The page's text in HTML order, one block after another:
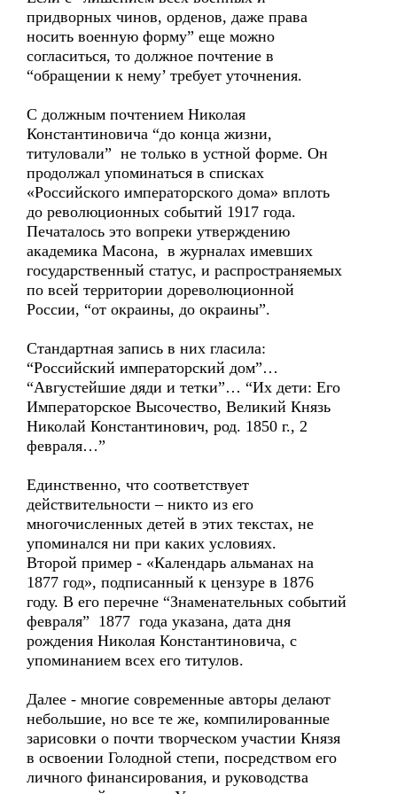
придворных чинов, орденов, даже права
носить военную форму” еще можно
согласиться, то должное почтение в
“обращении к нему’ требует уточнения.
С должным почтением Николая
Константиновича “до конца жизни,
титуловали” не только в устной форме. Он
продолжал упоминаться в списках
«Российского императорского дома» вплоть
до революционных событий 1917 года.
Печаталось это вопреки утверждению
академика Масона, в журналах имевших
государственный статус, и распространяемых
по всей территории дореволюционной
России, “от окраины, до окраины”.
Стандартная запись в них гласила:
“Российский императорский дом”…
“Августейшие дяди и тетки”… “Их дети: Его
Императорское Высочество, Великий Князь
Николай Константинович, род. 1850 г., 2
февраля…”
Единственно, что соответствует
действительности – никто из его
многочисленных детей в этих текстах, не
упоминался ни при каких условиях.
Второй пример - «Календарь альманах на
1877 год», подписанный к цензуре в 1876
году. В его перечне “Знаменательных событий
февраля” 1877 года указана, дата дня
рождения Николая Константиновича, с
упоминанием всех его титулов.
Далее - многие современные авторы делают
небольшие, но все те же, компилированные
зарисовки о почти творческом участии Князя
в освоении Голодной степи, посредством его
личного финансирования, и руководства